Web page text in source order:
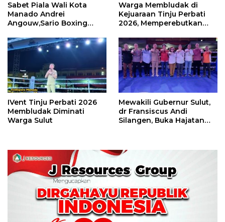
Sabet Piala Wali Kota
Manado Andrei
Angouw,Sario Boxing
Perbati 2026
Warga Membludak di
Kejuaraan Tinju Perbati
2026, Memperebutkan
IVent Tinju Perbati 2026
Membludak Diminati
Warga Sulut
Mewakili Gubernur Sulut,
dr Fransiscus Andi
Silangen, Buka Hajatan